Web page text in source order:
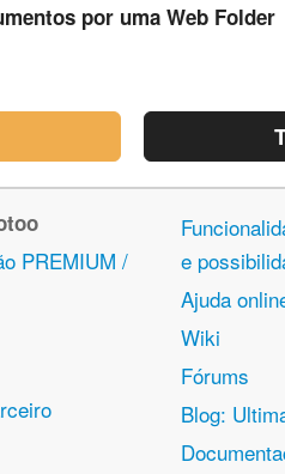
por uma Web Folder
PREMIUM /
e
Ajuda
Wiki
Fórums
Blog: